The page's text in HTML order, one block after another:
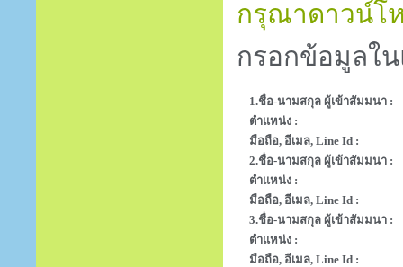
กรุณาดาวน์โ
กรอกข้อมูลใ
1.ชื่อ-นามสกุล ผู้เข้าสัมมนา :
ตำแหน่ง :
มือถือ, อีเมล, Line Id :
2.ชื่อ-นามสกุล ผู้เข้าสัมมนา :
ตำแหน่ง :
มือถือ, อีเมล, Line Id :
3.ชื่อ-นามสกุล ผู้เข้าสัมมนา :
ตำแหน่ง :
มือถือ, อีเมล, Line Id :